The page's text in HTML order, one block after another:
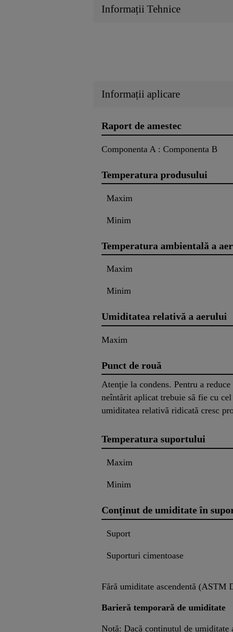
Informații Tehnice
Informații aplicare
Raport de amestec
Componenta A : Componenta B
Temperatura produsului
Maxim
Minim
Temperatura ambientală a
Maxim
Minim
Umiditatea relativă a aerului
Maxim
Punct de rouă
Atenţie la condens. Pentru a
neîntărit aplicat trebuie să fie cu
umiditatea relativă ridicată cresc
Temperatura suportului
Maxim
Minim
Conținut de umiditate în
Suport
Suporturi cimentoase
Fără umiditate ascendentă (ASTM
Barieră temporară de umiditate
Notă: Dacă conținutul de umiditate